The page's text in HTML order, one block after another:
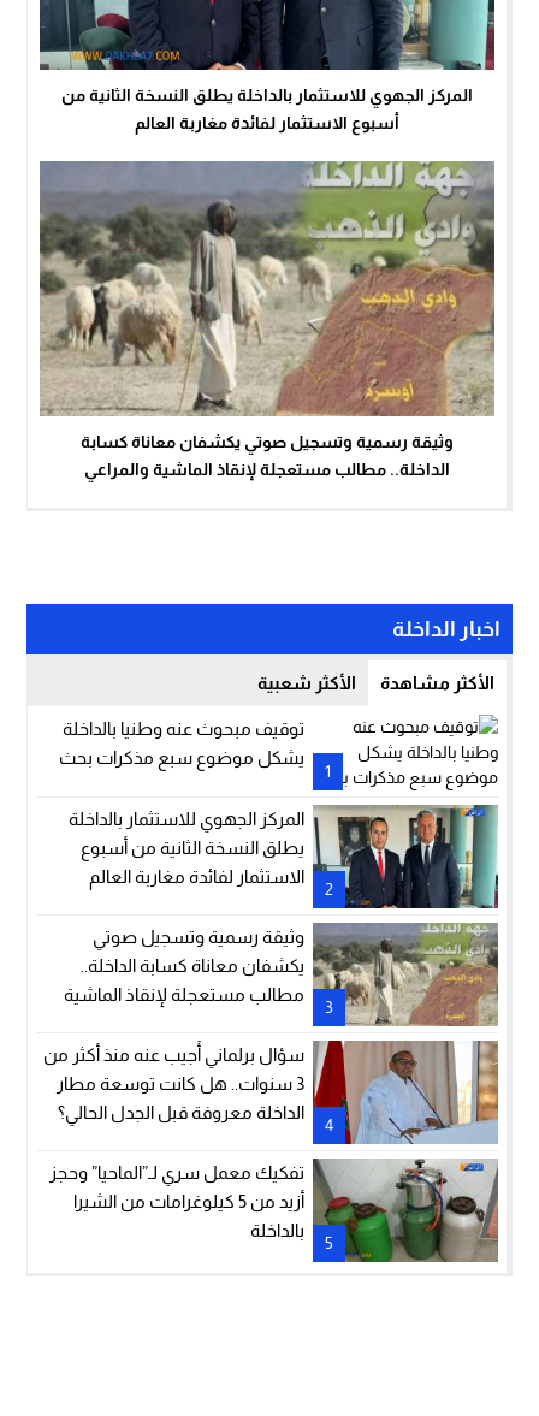
المركز الجهوي للاستثمار بالداخلة يطلق النسخة الثانية من
أسبوع الاستثمار لفائدة مغاربة العالم
وثيقة رسمية وتسجيل صوتي يكشفان معاناة كسابة
الداخلة.. مطالب مستعجلة لإنقاذ الماشية والمراعي
اخبار الداخلة
الأكثر مشاهدة الأكثر شعبية
1
توقيف مبحوث عنه وطنيا بالداخلة
يشكل موضوع سبع مذكرات بحث
2
المركز الجهوي للاستثمار بالداخلة
يطلق النسخة الثانية من أسبوع
الاستثمار لفائدة مغاربة العالم
3
وثيقة رسمية وتسجيل صوتي
يكشفان معاناة كسابة الداخلة..
مطالب مستعجلة لإنقاذ الماشية
4
سؤال برلماني أُجيب عنه منذ أكثر من
3 سنوات.. هل كانت توسعة مطار
الداخلة معروفة قبل الجدل الحالي؟
5
تفكيك معمل سري لـ”الماحيا” وحجز
أزيد من 5 كيلوغرامات من الشيرا
بالداخلة